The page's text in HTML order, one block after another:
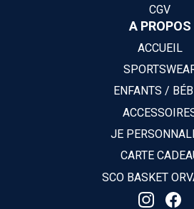
CGV
A PROPOS
ACCUEIL
ENFANTS /
JE
CARTE
SCO BASKET